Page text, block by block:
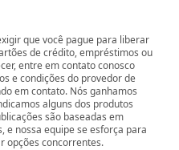
que você pague para liberar
de crédito, empréstimos ou
entre em contato conosco
e condições do provedor de
em contato. Nós ganhamos
alguns dos produtos
são baseadas em
e nossa equipe se esforça para
opções concorrentes.